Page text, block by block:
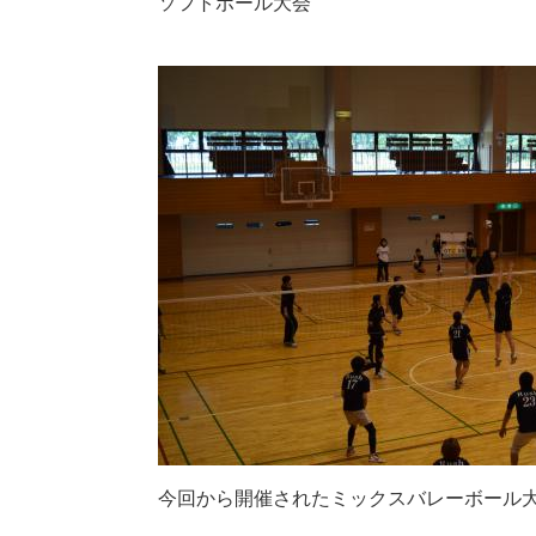
今回から開催されたミックスバレーボール